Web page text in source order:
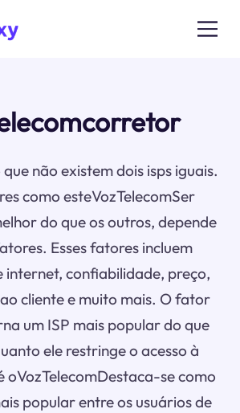
não existem dois isps iguais.
como esteVozTelecomSer
do que os outros, depende
Esses fatores incluem
internet, confiabilidade, preço,
cliente e muito mais. O fator
um ISP mais popular do que
ele restringe o acesso à
oVozTelecomDestaca-se como
popular entre os usuários de